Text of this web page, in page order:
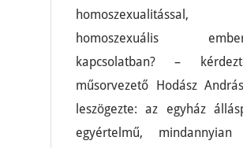
homoszexuális
kapcsolatban? –
műsorvezető Hodász
leszögezte: az egyház
egyértelmű, mindannyian